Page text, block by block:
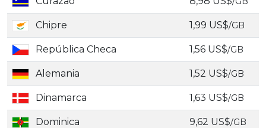
Chipre 1,99 US$/GB
República Checa 1,56 US$/GB
Alemania 1,52 US$/GB
Dinamarca 1,63 US$/GB
Dominica 9,62 US$/GB